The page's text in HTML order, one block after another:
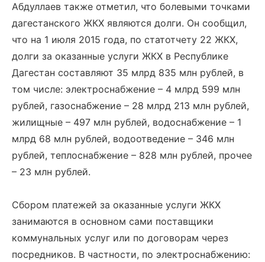
Абдуллаев также отметил, что болевыми точками
дагестанского ЖКХ являются долги. Он сообщил,
что на 1 июля 2015 года, по статотчету 22 ЖКХ,
долги за оказанные услуги ЖКХ в Республике
Дагестан составляют 35 млрд 835 млн рублей, в
том числе: электроснабжение – 4 млрд 599 млн
рублей, газоснабжение – 28 млрд 213 млн рублей,
жилищные – 497 млн рублей, водоснабжение – 1
млрд 68 млн рублей, водоотведение – 346 млн
рублей, теплоснабжение – 828 млн рублей, прочее
– 23 млн рублей.
Сбором платежей за оказанные услуги ЖКХ
занимаются в основном сами поставщики
коммунальных услуг или по договорам через
посредников. В частности, по электроснабжению: